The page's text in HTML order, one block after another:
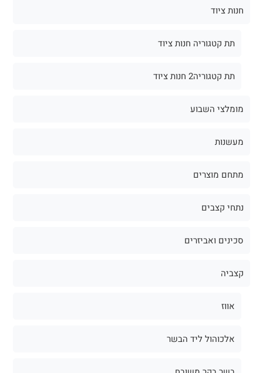
חנות ציוד
תת קטגוריה חנות ציוד
תת קטגוריה2 חנות ציוד
מומלצי השבוע
מעשנות
מתחם מוצרים
נתחי קצבים
סכינים ואביזרים
קצביה
אווז
אלכוהול ליד הבשר